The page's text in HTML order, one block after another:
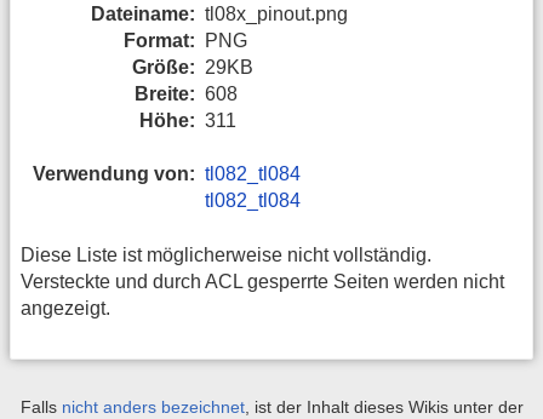
Dateiname: tl08x_pinout.png
Format:
PNG
Größe: 29KB
Breite: 608
Höhe: 311
Verwendung von: tl082_tl084
tl082_tl084
Diese Liste ist möglicherweise nicht vollständig.
Versteckte und durch ACL gesperrte Seiten werden nicht
angezeigt.
Falls nicht anders bezeichnet, ist der Inhalt dieses Wikis unter der